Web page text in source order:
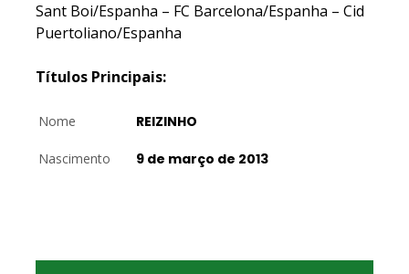
Sant Boi/Espanha – FC Barcelona/Espanha – Cid
Puertoliano/Espanha
Títulos Principais:
Nome REIZINHO
Nascimento 9 de março de 2013